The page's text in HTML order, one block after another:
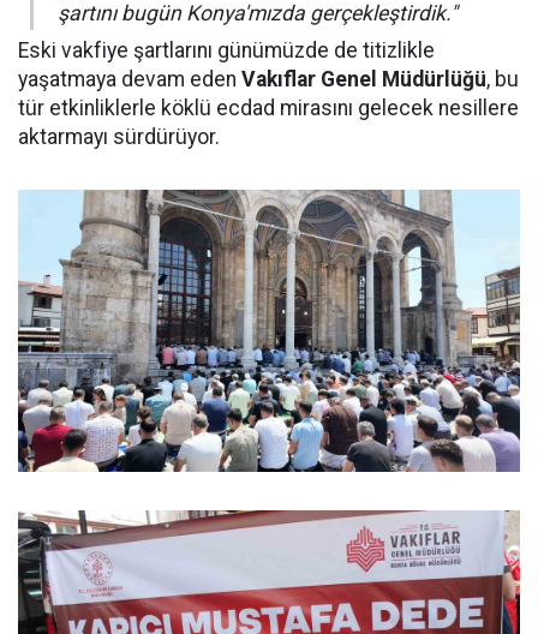
şartını bugün Konya'mızda gerçekleştirdik."
Eski vakfiye şartlarını günümüzde de titizlikle
yaşatmaya devam eden Vakıflar Genel Müdürlüğü, bu
tür etkinliklerle köklü ecdad mirasını gelecek nesillere
aktarmayı sürdürüyor.